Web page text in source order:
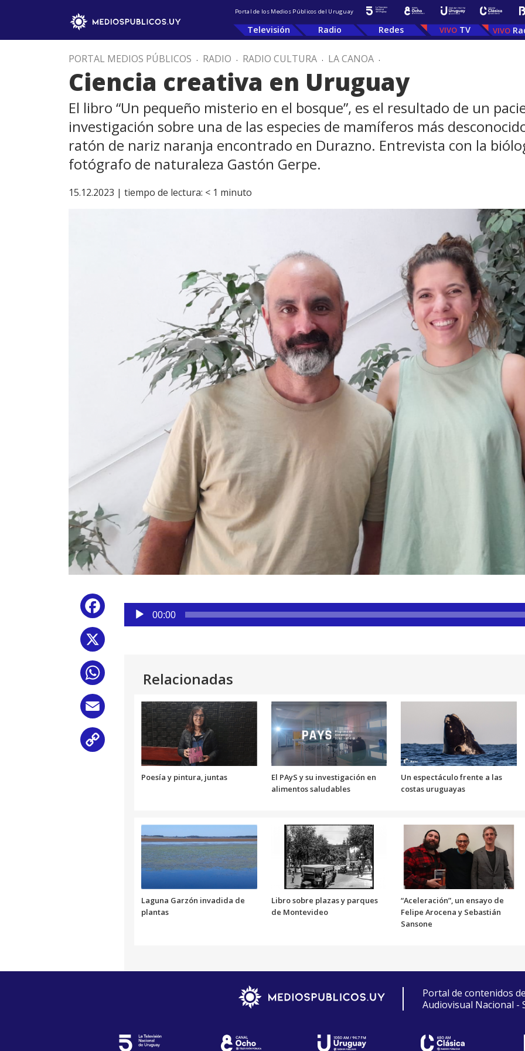
Portal de los Medios Públicos del Uruguay
Televisión Radio Redes TV
PORTAL MEDIOS PÚBLICOS . RADIO . RADIO CULTURA . LA CANOA .
Ciencia creativa en Uruguay
El libro “Un pequeño misterio en el bosque”, es el resultado de un
investigación sobre una de las especies de mamíferos más
ratón de nariz naranja encontrado en Durazno. Entrevista con la
fotógrafo de naturaleza Gastón Gerpe.
15.12.2023 | tiempo de lectura: < 1 minuto
Facebook
WhatsApp
Reproductor
audio
00:00
Relacionadas
Poesía y pintura, juntas
El PAyS y su investigación en
alimentos saludables
Un espectáculo frente a las
costas uruguayas
Laguna Garzón invadida de
plantas
Libro sobre plazas y parques
de Montevideo
“Aceleración”, un ensayo de
Felipe Arocena y Sebastián
Sansone
Portal de contenidos
Audiovisual Nacional -